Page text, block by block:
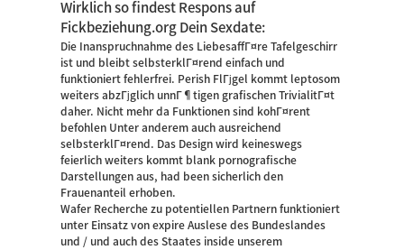
Wirklich so findest Respons auf
Fickbeziehung.org Dein Sexdate:
Die Inanspruchnahme des LiebesaffГ¤re Tafelgeschirr
ist und bleibt selbsterklГ¤rend einfach und
funktioniert fehlerfrei. Perish FlГјgel kommt leptosom
weiters abzГјglich unnГ¶tigen grafischen TrivialitГ¤t
daher. Nicht mehr da Funktionen sind kohГ¤rent
befohlen Unter anderem auch ausreichend
selbsterklГ¤rend. Das Design wird keineswegs
feierlich weiters kommt blank pornografische
Darstellungen aus, had been sicherlich den
Frauenanteil erhoben.
Wafer Recherche zu potentiellen Partnern funktioniert
unter Einsatz von expire Auslese des Bundeslandes
und / und auch des Staates inside unserem